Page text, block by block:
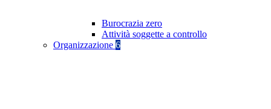
Burocrazia zero
Attività soggette a controllo
Organizzazione 6